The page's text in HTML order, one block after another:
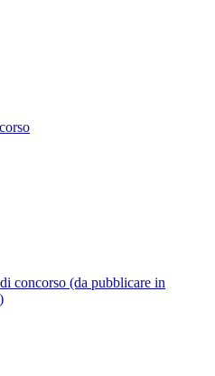
concorso (da pubblicare in